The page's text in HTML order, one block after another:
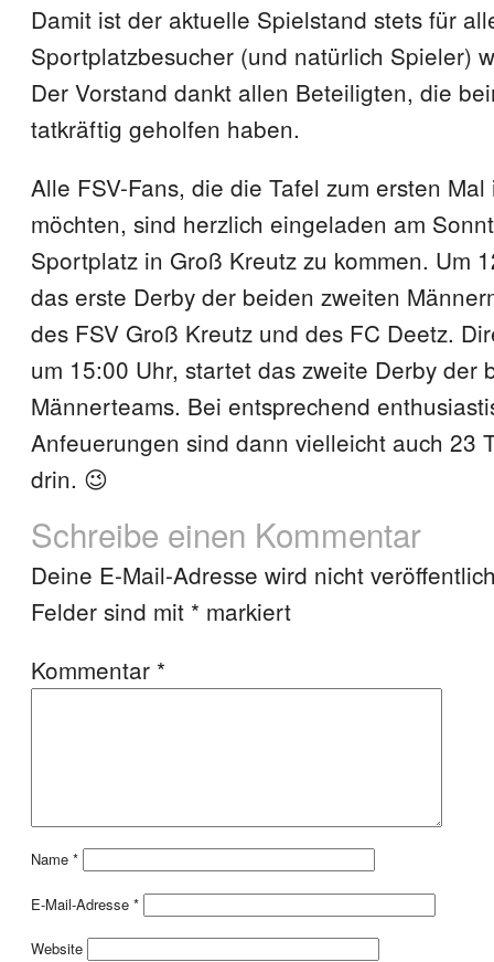
Damit ist der aktuelle Spielstand stets für
Sportplatzbesucher (und natürlich Spieler)
Der Vorstand dankt allen Beteiligten, die
tatkräftig geholfen haben.
Alle FSV-Fans, die die Tafel zum ersten
möchten, sind herzlich eingeladen am
Sportplatz in Groß Kreutz zu kommen. Um
das erste Derby der beiden zweiten
des FSV Groß Kreutz und des FC Deetz.
um 15:00 Uhr, startet das zweite Derby der
Männerteams. Bei entsprechend
Anfeuerungen sind dann vielleicht auch 23
drin. 😉
Schreibe einen Kommentar
Deine E-Mail-Adresse wird nicht
Felder sind mit * markiert
Kommentar *
Name *
E-Mail-Adresse *
Website